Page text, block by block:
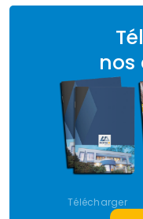
nos
Télécharger